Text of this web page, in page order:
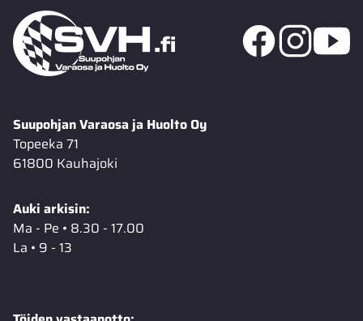
Suupohjan Varaosa ja Huolto Oy
Topeeka 71
61800 Kauhajoki
Auki arkisin:
Ma - Pe • 8.30 - 17.00
La • 9 - 13